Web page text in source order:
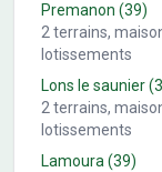
Premanon (39)
2 terrains,
lotissements
Lons le saunier
2 terrains,
lotissements
Lamoura (39)